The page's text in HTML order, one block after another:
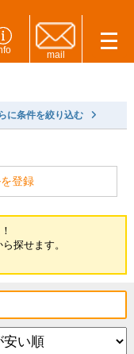
mail
に条件を絞り込む
登録
探せます。